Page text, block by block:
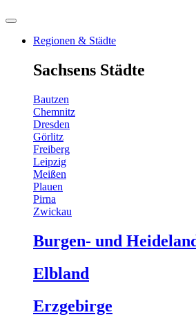
Regionen & Städte
Sachsens Städte
Bautzen
Chemnitz
Dresden
Görlitz
Freiberg
Leipzig
Meißen
Plauen
Pirna
Zwickau
Burgen- und
Elbland
Erzgebirge